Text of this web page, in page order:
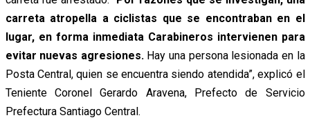
carreta atropella a ciclistas que se encontraban en el
lugar, en forma inmediata Carabineros intervienen para
evitar nuevas agresiones. Hay una persona lesionada en la
Posta Central, quien se encuentra siendo atendida”, explicó el
Teniente Coronel Gerardo Aravena, Prefecto de Servicio
Prefectura Santiago Central.